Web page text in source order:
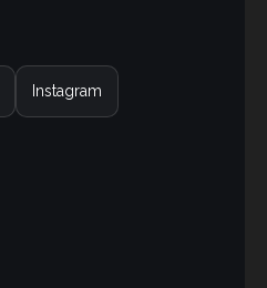
Instagram